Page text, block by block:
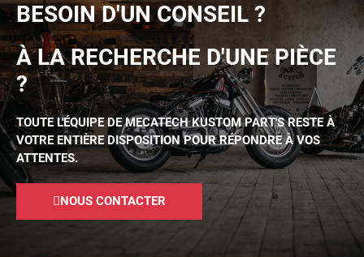
BESOIN D'UN CONSEIL ?
À LA RECHERCHE D'UNE PIÈCE
?
TOUTE L'ÉQUIPE DE MECATECH KUSTOM PART'S RESTE À
VOTRE ENTIÈRE DISPOSITION POUR RÉPONDRE À VOS
ATTENTES.
NOUS CONTACTER